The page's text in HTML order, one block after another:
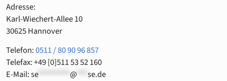
Adresse:
Karl-Wiechert-Allee 10
30625 Hannover
Telefon:0511 / 80 90 96 857
Telefax: +49 [0]511 53 52 160
E-Mail:se********* @ *** se.de